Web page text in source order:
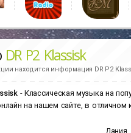
DR P2 Klassisk
находится информация DR P2
- Классическая музыка на
на нашем сайте, в отличном
Дания